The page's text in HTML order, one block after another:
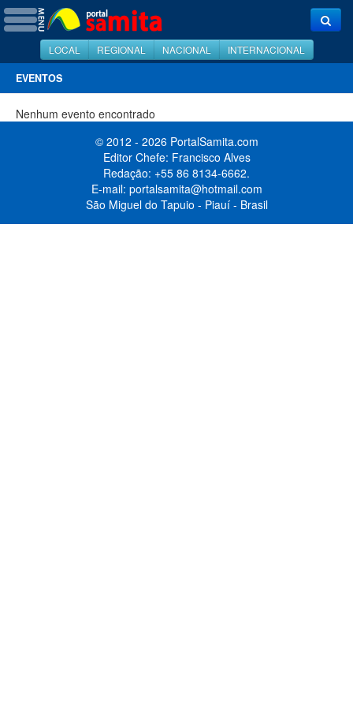
LOCAL REGIONAL NACIONAL INTERNACIONAL
EVENTOS
Nenhum evento encontrado
© 2012 - 2026 PortalSamita.com
Editor Chefe: Francisco Alves
Redação: +55 86 8134-6662.
E-mail: portalsamita@hotmail.com
São Miguel do Tapuio - Piauí - Brasil